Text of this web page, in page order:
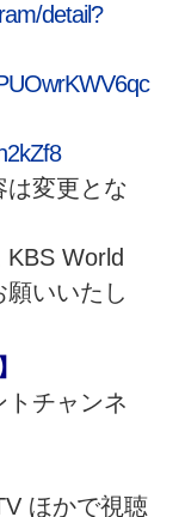
detail?
変更とな
World
いいたし
チャンネ
ほかで視聴